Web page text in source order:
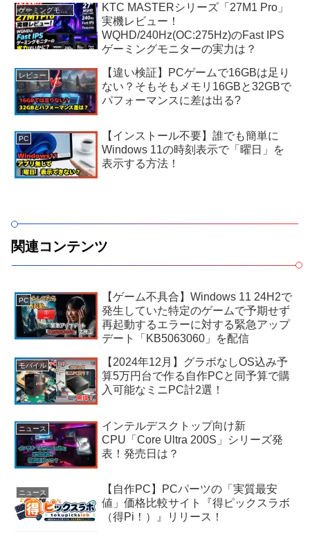
ゲーミングモニター
KTC MASTERシリーズ「27M1 Pro」
実機レビュー！
WQHD/240Hz(OC:275Hz)のFast IPS
ゲーミングモニターの実力は？
レビュー
【違い検証】PCゲームで16GBは足り
ない？そもそもメモリ16GBと32GBで
パフォーマンスに差は出る?
PC
【インストール不要】誰でも簡単に
Windows 11の時刻表示で「曜日」を
表示する方法！
関連コンテンツ
PC
【ゲーム不具合】Windows 11 24H2で
発生していた特定のゲームで予期せず
再起動するエラーに対する緊急アップ
デート「KB5063060」を配信
モバイル
【2024年12月】グラボなしOS込み予
算5万円台で作る自作PCと同予算で購
入可能なミニPC計2選！
ニュース
インテルデスクトップ向け新
CPU「Core Ultra 200S」シリーズ発
表！発売日は？
ニュース
【自作PC】PCパーツの「実質最安
値」価格比較サイト『得ピックスラボ
（得Pi！）』リリース！